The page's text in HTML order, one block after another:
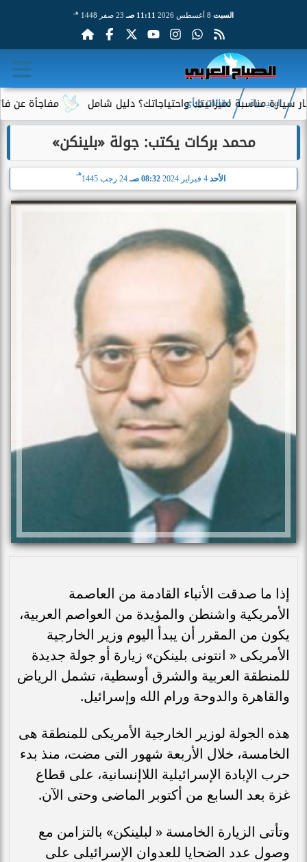
السبت 11:11 صـ 23 صفر 1448 هـ
مفاجأة عن فاتورة لميزانيتك واحتياجاتك؟ دليل شامل
الرئيسية مقالات ورأى
محمد بركات يكتب: جولة «بلينكن»
الأحد 08:32 صـ 24 رجب 1445
هـ
إذا ما صدقت الأنباء القادمة من العاصمة
الأمريكية واشنطن والمؤيدة من العواصم العربية،
يكون من المقرر أن يبدأ اليوم وزير الخارجية
الأمريكى « انتونى بلينكن» زيارة أو جولة جديدة
للمنطقة العربية والشرق أوسطية، تشمل الرياض
والقاهرة والدوحة ورام الله وإسرائيل.
هذه الجولة لوزير الخارجية الأمريكى للمنطقة هى
الخامسة، خلال الأربعة شهور التى مضت، منذ بدء
حرب الإبادة الإسرائيلية اللاإنسانية، على قطاع
غزة بعد السابع من أكتوبر الماضى وحتى الآن.
وتأتى الزيارة الخامسة « لبلينكن» بالتزامن مع
وصول عدد الضحايا للعدوان الإسرائيلى على